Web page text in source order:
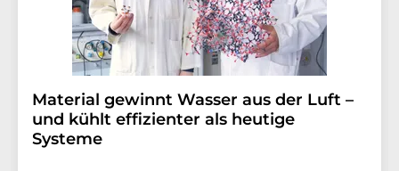
Material gewinnt Wasser aus der Luft –
und kühlt effizienter als heutige
Systeme